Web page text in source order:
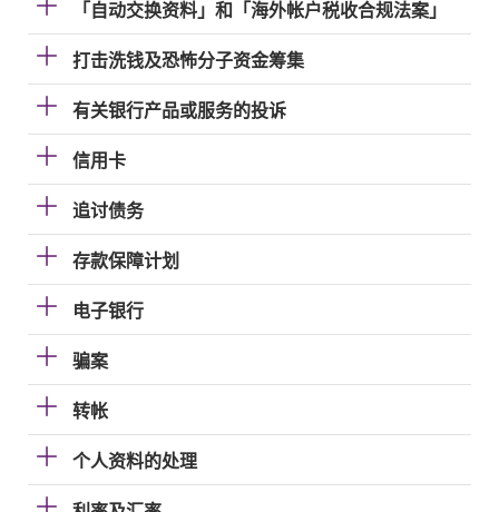
「自动交换资料」和「海外帐户税收合规法案」
打击洗钱及恐怖分子资金筹集
有关银行产品或服务的投诉
信用卡
追讨债务
存款保障计划
电子银行
骗案
转帐
个人资料的处理